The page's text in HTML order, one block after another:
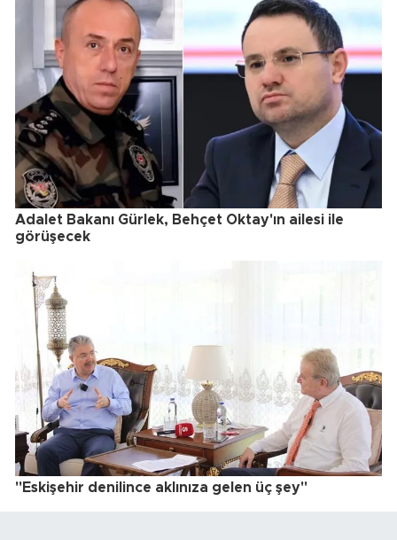
Adalet Bakanı Gürlek, Behçet Oktay'ın ailesi ile
görüşecek
"Eskişehir denilince aklınıza gelen üç şey"